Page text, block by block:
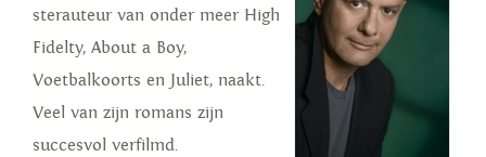
sterauteur van onder meer High
Fidelty, About a Boy,
Voetbalkoorts en Juliet, naakt.
Veel van zijn romans zijn
succesvol verfilmd.